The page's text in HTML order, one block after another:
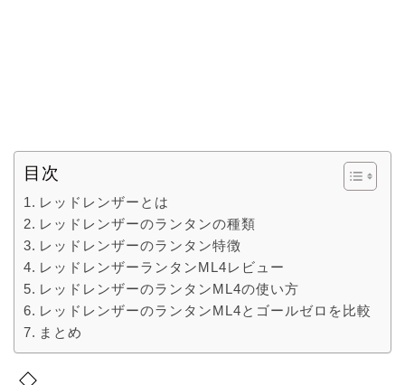
目次
レッドレンザーとは
レッドレンザーのランタンの種類
レッドレンザーのランタン特徴
レッドレンザーランタンML4レビュー
レッドレンザーのランタンML4の使い方
レッドレンザーのランタンML4とゴールゼロを比較
まとめ